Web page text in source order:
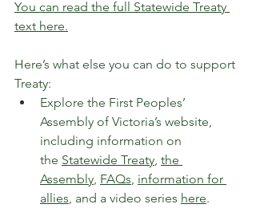
You can read the full Statewide Treaty
text here.
Here’s what else you can do to support
Treaty:
Explore the First Peoples’
Assembly of Victoria’s website,
including information on
the Statewide Treaty, the
Assembly, FAQs, information for
allies, and a video series here.